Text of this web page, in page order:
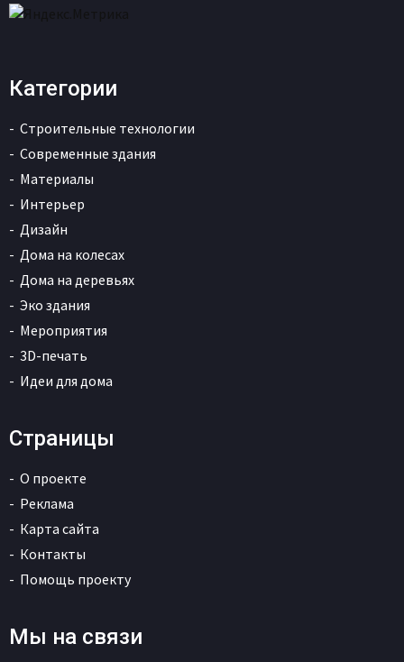
Категории
Строительные технологии
Современные здания
Материалы
Интерьер
Дизайн
Дома на колесах
Дома на деревьях
Эко здания
Мероприятия
3D-печать
Идеи для дома
Страницы
О проекте
Реклама
Карта сайта
Контакты
Помощь проекту
Мы на связи